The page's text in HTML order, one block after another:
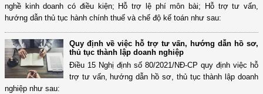
nghề kinh doanh có điều kiện; Hỗ trợ lệ phí môn bài; Hỗ trợ tư vấn,
hướng dẫn thủ tục hành chính thuế và chế độ kế toán như sau:
Quy định về việc hỗ trợ tư vấn, hướng dẫn hồ sơ,
thủ tục thành lập doanh nghiệp
Điều 15 Nghị định số 80/2021/NĐ-CP quy định việc hỗ
trợ tư vấn, hướng dẫn hồ sơ, thủ tục thành lập doanh
nghiệp như sau: